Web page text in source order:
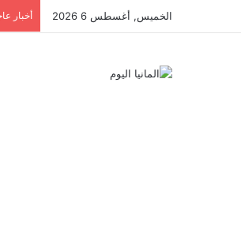
الخميس, أغسطس 6 2026 أخبار